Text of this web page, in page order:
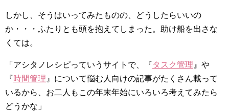
しかし、そうはいってみたものの、どうしたらいいの
か・・・ふたりとも頭を抱えてしまった。助け船を出さな
くては。
「アシタノレシピっていうサイトで、『タスク管理 』や
『時間管理 』について悩む人向けの記事がたくさん載って
いるから、お二人もこの年末年始にいろいろ考えてみたら
どうかな」